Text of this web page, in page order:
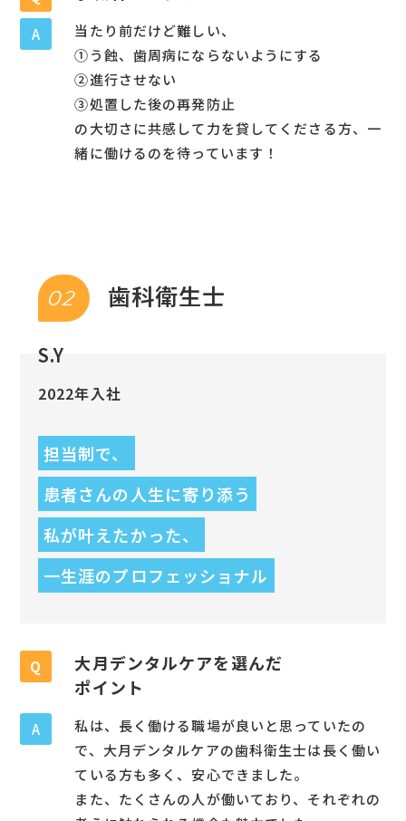
A
当たり前だけど難しい、
①う蝕、歯周病にならないようにする
②進行させない
③処置した後の再発防止
の大切さに共感して力を貸してくださる方、一
緒に働けるのを待っています！
02 歯科衛生士
S.Y
2022年入社
担当制で、
患者さんの人生に寄り添う
私が叶えたかった、
一生涯のプロフェッショナル
Q
大月デンタルケアを選んだ
ポイント
A
私は、長く働ける職場が良いと思っていたの
で、大月デンタルケアの歯科衛生士は長く働い
ている方も多く、安心できました。
また、たくさんの人が働いており、それぞれの